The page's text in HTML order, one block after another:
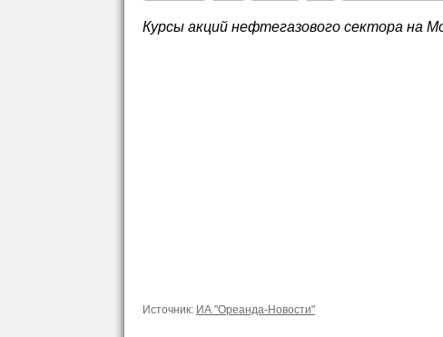
Курсы акций нефтегазового сектора на
Источник: ИА "Ореанда-Новости"